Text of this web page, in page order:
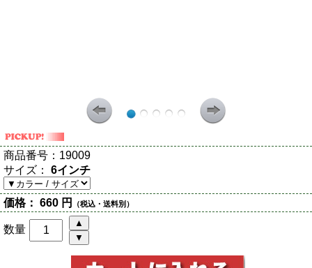
商品番号： 19009
サイズ： 6インチ
価格： 660 円 （税込・送料別）
数量